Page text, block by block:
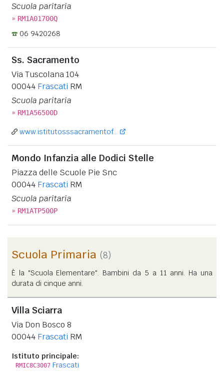
Scuola paritaria
» RM1A01700Q
06 9420268
Ss. Sacramento
Via Tuscolana 104
00044 Frascati RM
Scuola paritaria
» RM1A56500D
www.istitutosssacramentof...
Mondo Infanzia alle Dodici Stelle
Piazza delle Scuole Pie Snc
00044 Frascati RM
Scuola paritaria
» RM1ATP500P
Scuola Primaria (8)
È la "Scuola Elementare". Bambini da 5 a 11 anni. Ha una
durata di cinque anni.
Villa Sciarra
Via Don Bosco 8
00044 Frascati RM
Istituto principale:
RMIC8C3007 Frascati